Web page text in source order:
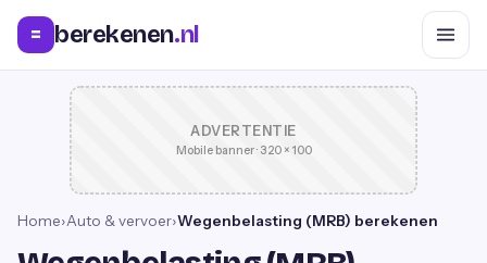
= berekenen.nl
ADVERTENTIE
Mobile banner · 320 × 100
Home›Auto & vervoer›Wegenbelasting (MRB) berekenen